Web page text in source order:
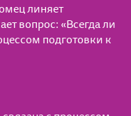
линяет
вопрос: «Всегда ли
подготовки к